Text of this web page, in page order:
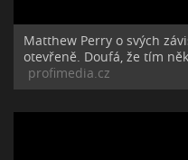
Matthew Perry o svých
otevřeně. Doufá, že tím
profimedia.cz